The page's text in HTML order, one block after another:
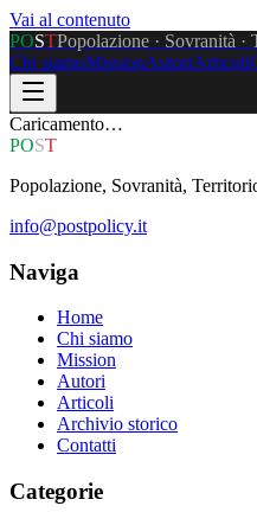
Vai al contenuto
POSTPopolazione · Sovranità ·
Chi siamoMissionAutoriArticoli
Caricamento…
POST
Popolazione, Sovranità,
info@postpolicy.it
Naviga
Home
Chi siamo
Mission
Autori
Articoli
Archivio storico
Contatti
Categorie